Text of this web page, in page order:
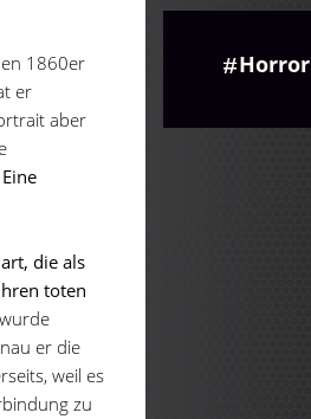
1860er
er
aber
die als
toten
er die
weil es
zu
Horror